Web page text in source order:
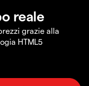
reale
grazie alla
HTML5